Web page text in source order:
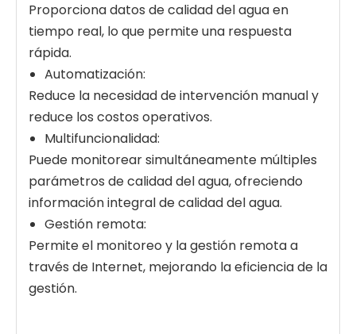
Proporciona datos de calidad del agua en
tiempo real, lo que permite una respuesta
rápida.
Automatización:
Reduce la necesidad de intervención manual y
reduce los costos operativos.
Multifuncionalidad:
Puede monitorear simultáneamente múltiples
parámetros de calidad del agua, ofreciendo
información integral de calidad del agua.
Gestión remota:
Permite el monitoreo y la gestión remota a
través de Internet, mejorando la eficiencia de la
gestión.